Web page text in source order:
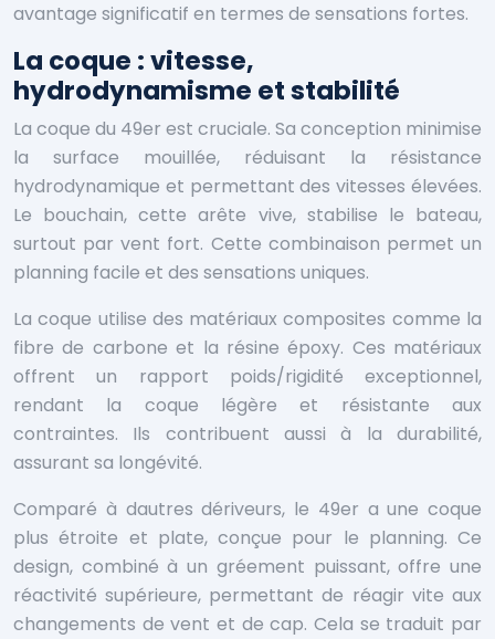
avantage significatif en termes de sensations fortes.
La coque : vitesse,
hydrodynamisme et stabilité
La coque du 49er est cruciale. Sa conception minimise
la surface mouillée, réduisant la résistance
hydrodynamique et permettant des vitesses élevées.
Le bouchain, cette arête vive, stabilise le bateau,
surtout par vent fort. Cette combinaison permet un
planning facile et des sensations uniques.
La coque utilise des matériaux composites comme la
fibre de carbone et la résine époxy. Ces matériaux
offrent un rapport poids/rigidité exceptionnel,
rendant la coque légère et résistante aux
contraintes. Ils contribuent aussi à la durabilité,
assurant sa longévité.
Comparé à dautres dériveurs, le 49er a une coque
plus étroite et plate, conçue pour le planning. Ce
design, combiné à un gréement puissant, offre une
réactivité supérieure, permettant de réagir vite aux
changements de vent et de cap. Cela se traduit par